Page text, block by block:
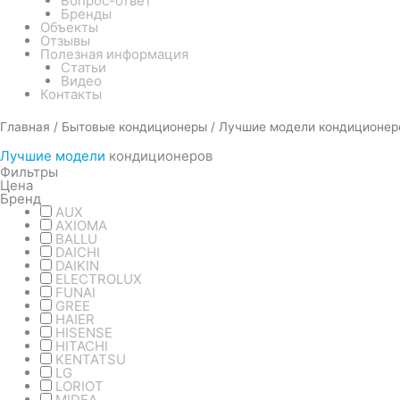
Бренды
Объекты
Отзывы
Полезная информация
Статьи
Видео
Контакты
Главная / Бытовые кондиционеры / Лучшие модели
Лучшие модели кондиционеров
Фильтры
Цена
Бренд
AUX
AXIOMA
BALLU
DAICHI
DAIKIN
ELECTROLUX
FUNAI
GREE
HAIER
HISENSE
HITACHI
KENTATSU
LG
LORIOT